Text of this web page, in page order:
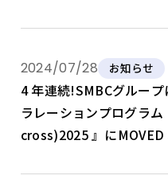
2024/07/28 お知らせ
4 年連続!SMBCグルー
ラレーションプログラ
cross)2025 』にMOVED